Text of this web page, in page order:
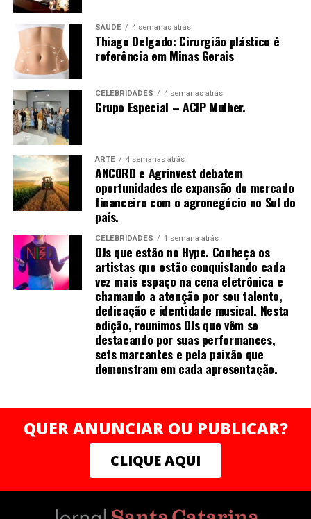
SAÚDE 4 semanas atrás
Thiago Delgado: Cirurgião plástico é
referência em Minas Gerais
CELEBRIDADES 4 semanas atrás
Grupo Especial – ACIP Mulher.
ARTE 4 semanas atrás
ANCORD e Agrinvest debatem
oportunidades de expansão do mercado
financeiro com o agronegócio no Sul do
país.
CELEBRIDADES 1 semana atrás
DJs que estão no Hype. Conheça os
artistas que estão conquistando cada
vez mais espaço na cena eletrônica e
chamando a atenção por seu talento,
dedicação e identidade musical. Nesta
edição, reunimos DJs que vêm se
destacando por suas performances,
sets marcantes e pela paixão que
demonstram em cada apresentação.
QUER ANUNCIAR OU PUBLICAR?
CLIQUE AQUI